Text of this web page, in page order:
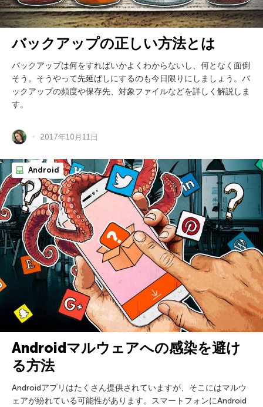
バックアップの正しい方法とは
バックアップは何をすればいかよくわからないし、何となく面倒
そう。そうやって先延ばしにするのも今日限りにしましょう。バ
ックアップの頻度や保存先、対象ファイルなどを詳しく解説しま
す。
2017年10月11日
Android
Androidマルウェアへの感染を避け
る方法
Androidアプリはたくさん提供されていますが、そこにはマルウ
ェアが紛れている可能性があります。スマートフォンにAndroid